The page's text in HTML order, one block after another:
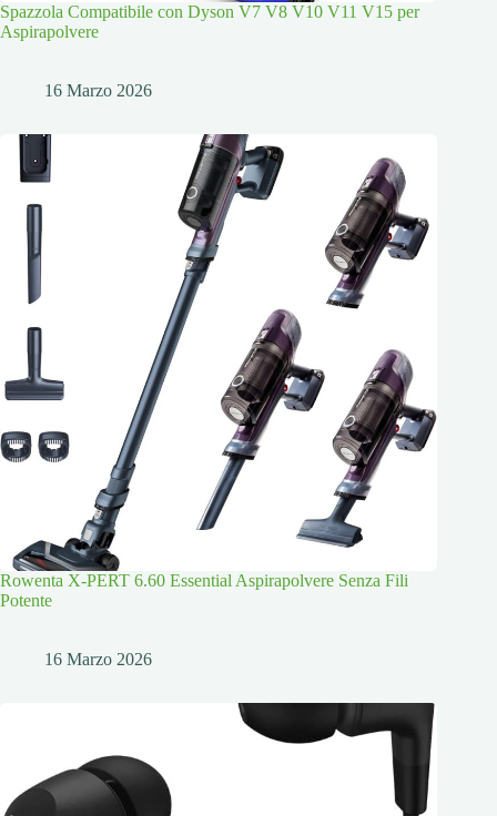
Spazzola Compatibile con Dyson V7 V8 V10 V11 V15 per
Aspirapolvere
16 Marzo 2026
Rowenta X-PERT 6.60 Essential Aspirapolvere Senza Fili
Potente
16 Marzo 2026